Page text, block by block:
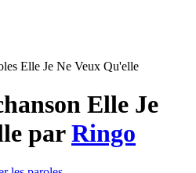
Elle Je Ne Veux Qu'elle
Elle Je
parRingo